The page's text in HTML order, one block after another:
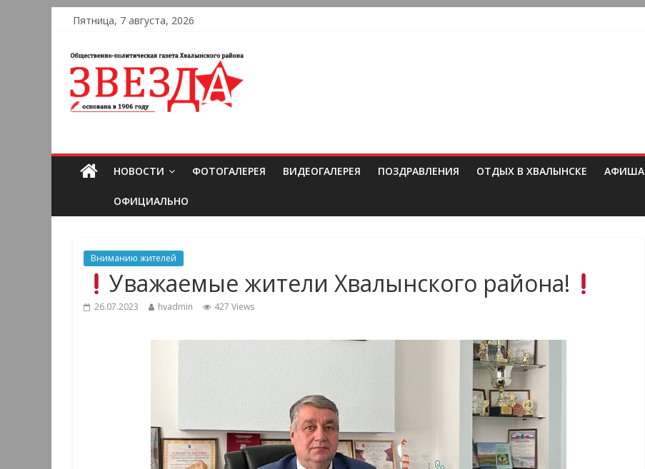
Пятница, 7 августа, 2026
НОВОСТИ ФОТОГАЛЕРЕЯ ВИДЕОГАЛЕРЕЯ ПОЗДРАВЛЕНИЯ ОТДЫХ В ХВАЛЫНСКЕ АФИША
ОФИЦИАЛЬНО
Вниманию жителей
Уважаемые жители Хвалынского района!
26.07.2023 hvadmin 427 Views